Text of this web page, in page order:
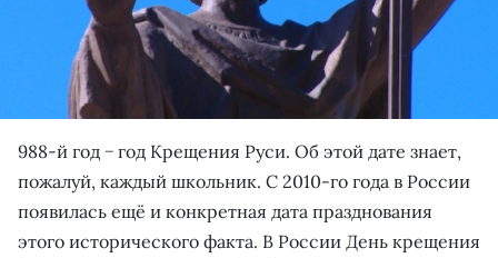
988-й год − год Крещения Руси. Об этой дате знает,
пожалуй, каждый школьник. С 2010-го года в России
появилась ещё и конкретная дата празднования
этого исторического факта. В России День крещения